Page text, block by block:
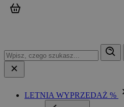
LETNIA WYPRZEDAŻ %